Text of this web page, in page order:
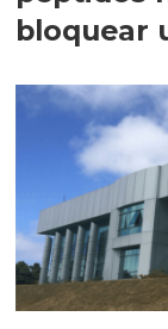
bloquear